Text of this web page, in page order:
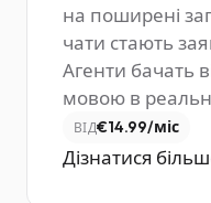
на поширені
чати стають
Агенти бачать
мовою в
ВІД€14.99/міс
Дізнатися